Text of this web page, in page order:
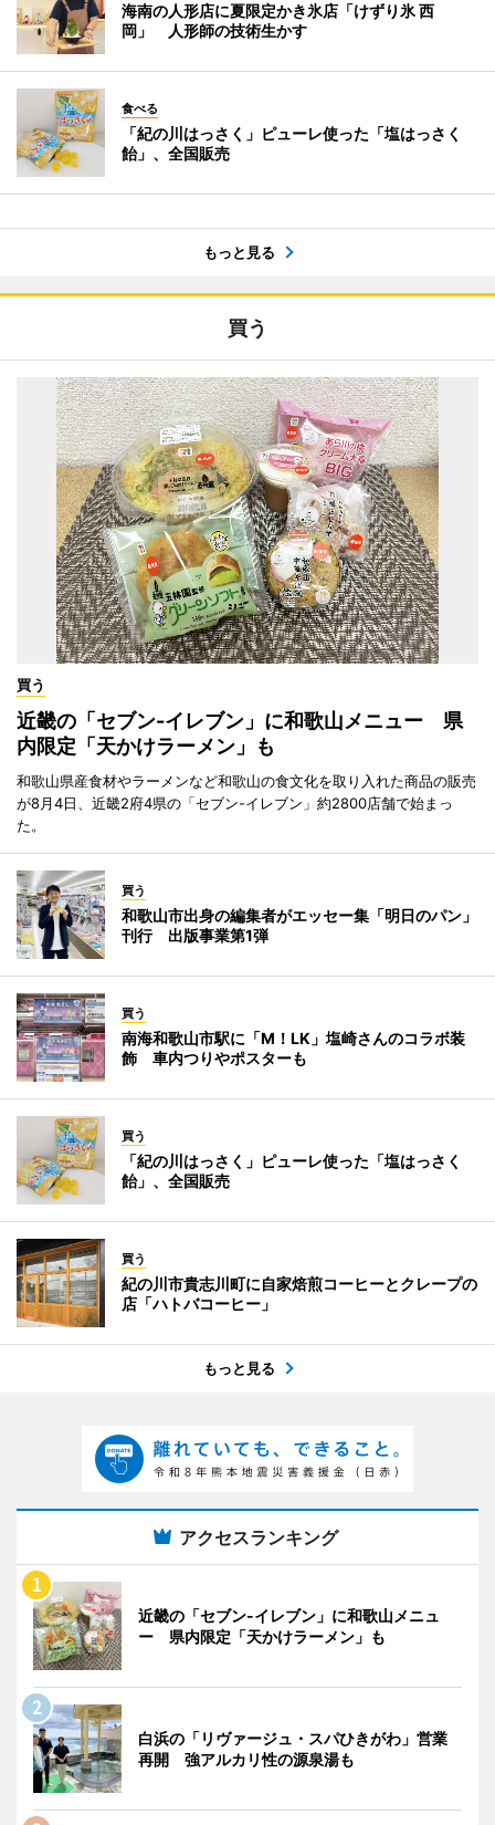
海南の人形店に夏限定かき氷店「けずり氷 西
岡」 人形師の技術生かす
食べる
「紀の川はっさく」ピューレ使った「塩はっさく
飴」、全国販売
もっと見る
買う
買う
近畿の「セブン-イレブン」に和歌山メニュー 県
内限定「天かけラーメン」も
和歌山県産食材やラーメンなど和歌山の食文化を取り入れた商品の販売
が8月4日、近畿2府4県の「セブン-イレブン」約2800店舗で始まっ
た。
買う
和歌山市出身の編集者がエッセー集「明日のパン」
刊行 出版事業第1弾
買う
南海和歌山市駅に「M！LK」塩崎さんのコラボ装
飾 車内つりやポスターも
買う
「紀の川はっさく」ピューレ使った「塩はっさく
飴」、全国販売
買う
紀の川市貴志川町に自家焙煎コーヒーとクレープの
店「ハトバコーヒー」
もっと見る
アクセスランキング
近畿の「セブン-イレブン」に和歌山メニュ
ー 県内限定「天かけラーメン」も
白浜の「リヴァージュ・スパひきがわ」営業
再開 強アルカリ性の源泉湯も